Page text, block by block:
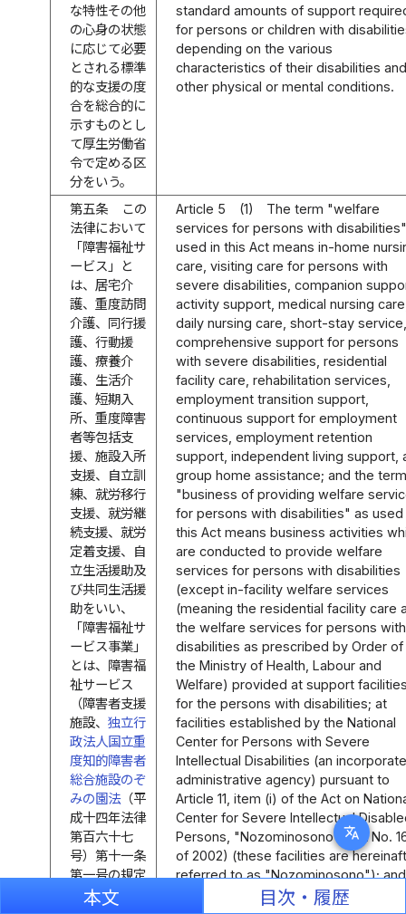
translate
な特性その他
の心身の状態
に応じて必要
とされる標準
的な支援の度
合を総合的に
示すものとし
て厚生労働省
令で定める区
分をいう。
standard amounts of support
for persons or children with
depending on the various
characteristics of their disabilities
other physical or mental conditions.
第五条
この
法律において
「障害福祉サ
ービス」と
は、居宅介
護、重度訪問
介護、同行援
護、行動援
護、療養介
護、生活介
護、短期入
所、重度障害
者等包括支
援、施設入所
支援、自立訓
練、就労移行
支援、就労継
続支援、就労
定着支援、自
立生活援助及
び共同生活援
助をいい、
「障害福祉サ
ービス事業」
とは、障害福
祉サービス
（障害者支援
施設、独立行
政法人国立重
度知的障害者
総合施設のぞ
みの園法（平
成十四年法律
第百六十七
号）第十一条
第一号の規定
により独立行
Article 5 (1)
The term "welfare
services for persons with
used in this Act means in-home
care, visiting care for persons with
severe disabilities, companion
activity support, medical nursing
daily nursing care, short-stay
comprehensive support for persons
with severe disabilities, residential
facility care, rehabilitation services,
employment transition support,
continuous support for employment
services, employment retention
support, independent living support,
group home assistance; and the
"business of providing welfare
for persons with disabilities" as used
this Act means business activities
are conducted to provide welfare
services for persons with disabilities
(except in-facility welfare services
(meaning the residential facility care
the welfare services for persons with
disabilities as prescribed by Order of
the Ministry of Health, Labour and
Welfare) provided at support
for the persons with disabilities; at
facilities established by the National
Center for Persons with Severe
Intellectual Disabilities (an
administrative agency) pursuant to
Article 11, item (i) of the Act on
Center for Severe Intellectual
Persons, "Nozominosono" (Act No.
of 2002) (these facilities are
referred to as "Nozominosono");
other facilities prescribed by Order
本文 目次・履歴